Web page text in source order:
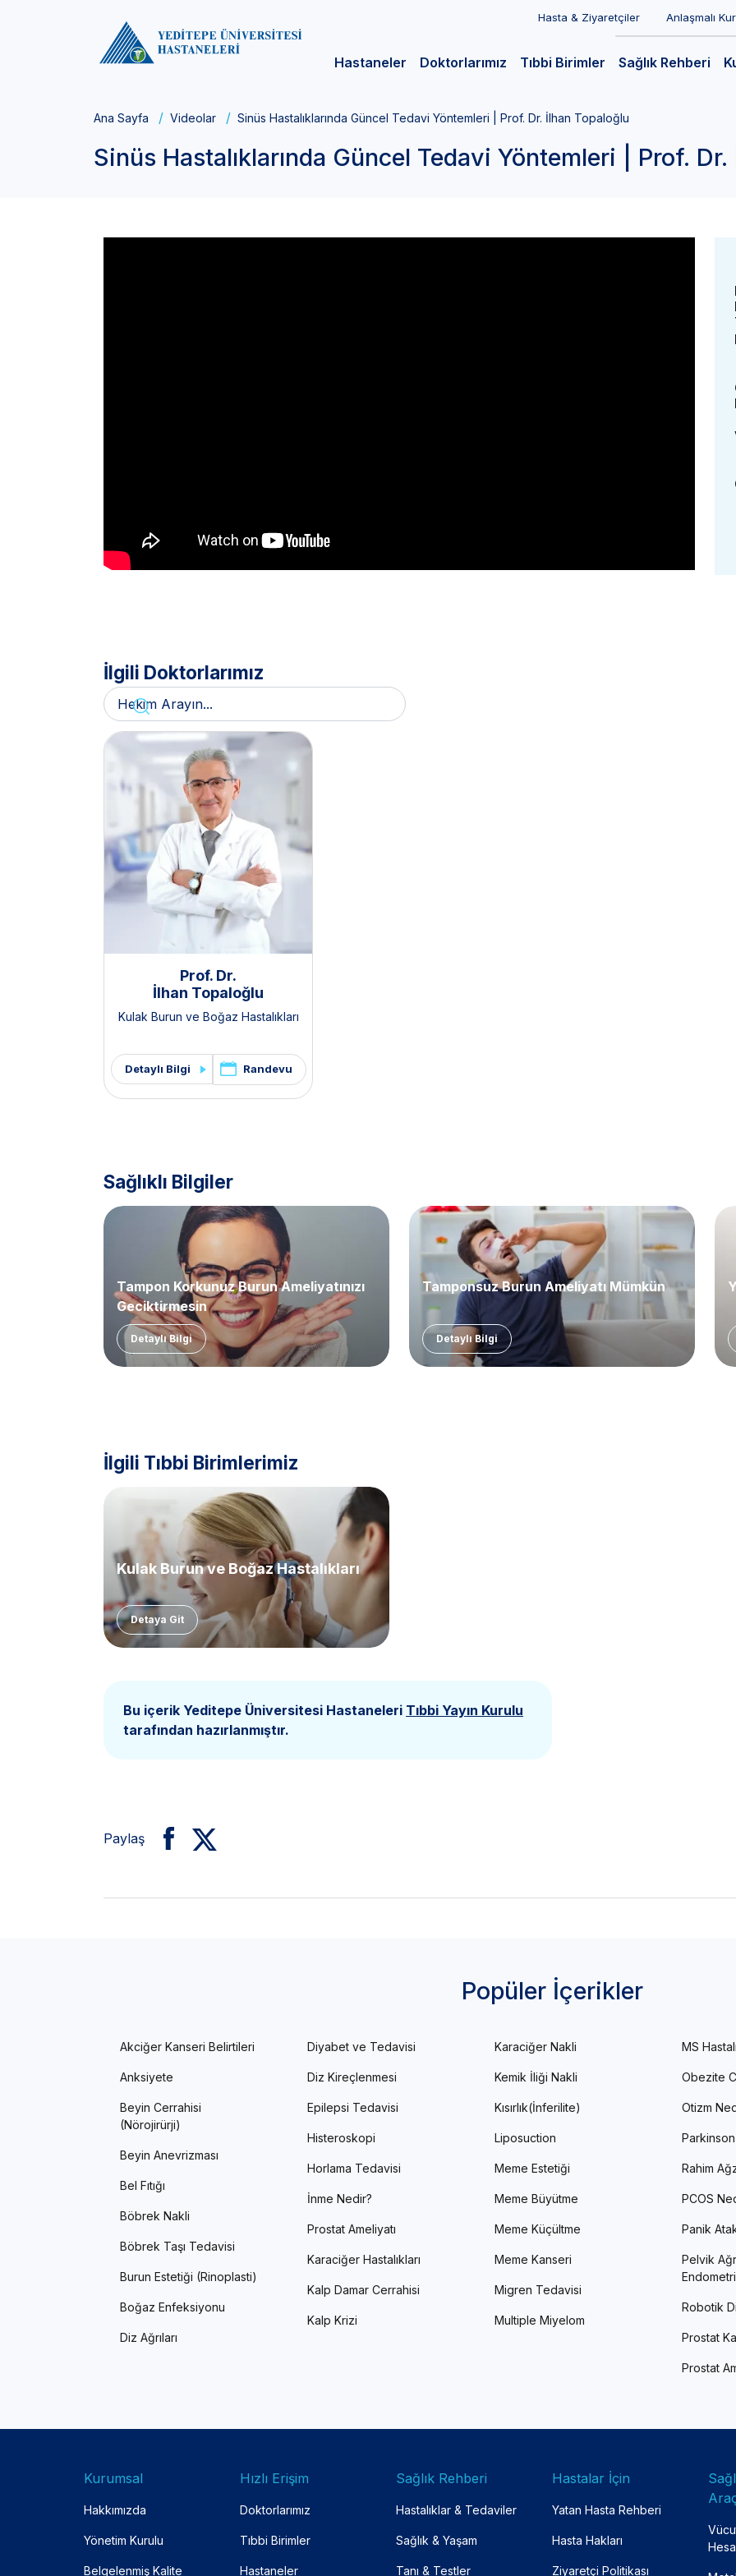
Hasta & Ziyaretçiler Anlaşmalı
Hastaneler Doktorlarımız Tıbbi Birimler Sağlık Rehberi
Ana Sayfa Videolar Sinüs Hastalıklarında Güncel Tedavi Yöntemleri | Prof. Dr. İlhan Topaloğlu
Sinüs Hastalıklarında Güncel Tedavi Yöntemleri | Prof.
İlgili Doktorlarımız
Prof. Dr.
İlhan Topaloğlu
Kulak Burun ve Boğaz Hastalıkları
Detaylı Bilgi Randevu
Sağlıklı Bilgiler
Tampon Korkunuz Burun Ameliyatınızı
Geciktirmesin
Detaylı Bilgi
Tamponsuz Burun Ameliyatı Mümkün
Detaylı Bilgi
İlgili Tıbbi Birimlerimiz
Kulak Burun ve Boğaz Hastalıkları
Detaya Git
Bu içerik Yeditepe Üniversitesi Hastaneleri Tıbbi Yayın Kurulu
tarafından hazırlanmıştır.
Paylaş
Popüler İçerikler
Akciğer Kanseri Belirtileri
Anksiyete
Beyin Cerrahisi
(Nörojirürji)
Beyin Anevrizması
Bel Fıtığı
Böbrek Nakli
Böbrek Taşı Tedavisi
Burun Estetiği (Rinoplasti)
Boğaz Enfeksiyonu
Diz Ağrıları
Diyabet ve Tedavisi
Diz Kireçlenmesi
Epilepsi Tedavisi
Histeroskopi
Horlama Tedavisi
İnme Nedir?
Prostat Ameliyatı
Karaciğer Hastalıkları
Kalp Damar Cerrahisi
Kalp Krizi
Karaciğer Nakli
Kemik İliği Nakli
Kısırlık(İnferilite)
Liposuction
Meme Estetiği
Meme Büyütme
Meme Küçültme
Meme Kanseri
Migren Tedavisi
Multiple Miyelom
MS
Obezite
Otizm
Rahim
PCOS
Panik
Pelvik
Robotik
Prostat
Prostat
Kurumsal
Hakkımızda
Yönetim Kurulu
Belgelenmiş Kalite
Hızlı Erişim
Doktorlarımız
Tıbbi Birimler
Hastaneler
Sağlık Rehberi
Hastalıklar & Tedaviler
Sağlık & Yaşam
Tanı & Testler
Hastalar İçin
Yatan Hasta Rehberi
Hasta Hakları
Ziyaretçi Politikası